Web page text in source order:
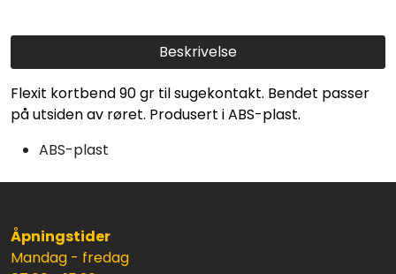
Beskrivelse
Flexit kortbend 90 gr til sugekontakt. Bendet passer
på utsiden av røret. Produsert i ABS-plast.
ABS-plast
Åpningstider
Mandag - fredag